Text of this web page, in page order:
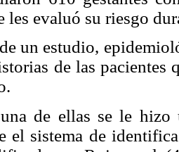
les evaluó su riesgo
un estudio,
de las pacientes
de ellas se le hizo
el sistema de